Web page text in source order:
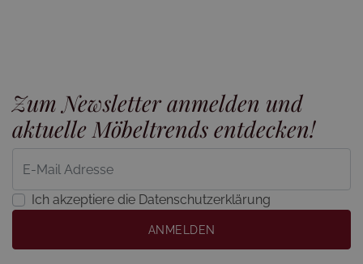
Zum Newsletter anmelden und
aktuelle Möbeltrends entdecken!
Ich akzeptiere die Datenschutzerklärung
ANMELDEN